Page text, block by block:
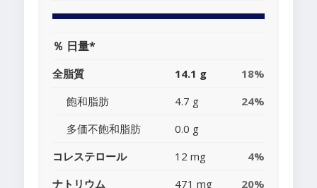
％ 日量*
全脂質 14.1 g
18%
飽和脂肪
4.7 g
24%
多価不飽和脂肪
0.0 g
コレステロール
12 mg
4%
ナトリウム
471 mg 20%